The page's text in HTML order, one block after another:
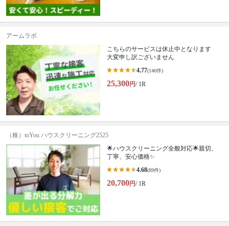
アームラボ
こちらのサービスは休止中となります
大変申し訳ございません
4.77(146件)
25,300円/ 1R
（株）toYou ハウスクリーニング2525
🌟ハウスクリーニング全般対応🌟親切、
丁寧、安心価格✨
4.68(89件)
20,700円/ 1R